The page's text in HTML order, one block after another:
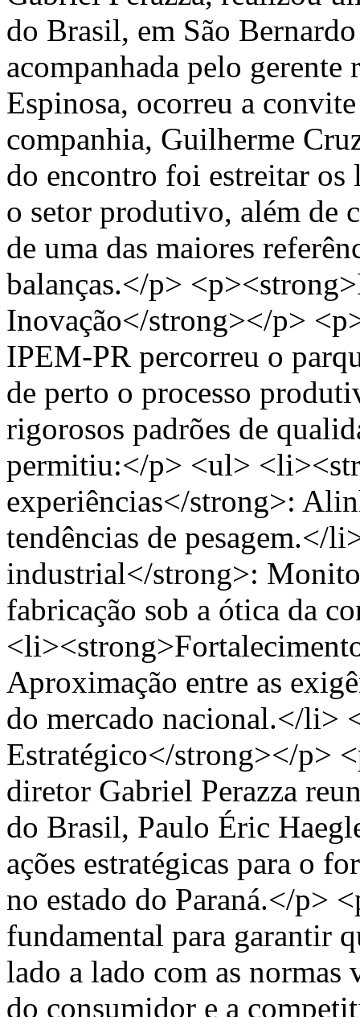
do Brasil, em São
acompanhada pelo
Espinosa, ocorreu a
companhia, Guilherme
do encontro foi estreitar os
o setor produtivo, além de
de uma das maiores
balanças.</p>
Inovação</strong></p>
IPEM-PR percorreu o
de perto o processo
rigorosos padrões de
permitiu:</p> <ul>
experiências</strong>:
tendências de pesagem.</
industrial</strong>:
fabricação sob a ótica da
Aproximação entre as
do mercado nacional.</li>
Estratégico</strong></p>
diretor Gabriel Perazza
do Brasil, Paulo Éric
ações estratégicas para o
no estado do Paraná.</p>
fundamental para garantir
lado a lado com as normas
do consumidor e a